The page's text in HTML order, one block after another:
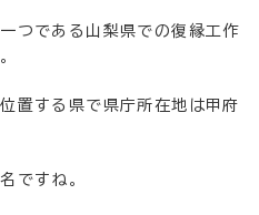
つである山梨県での復縁工作
置する県で県庁所在地は甲府
ですね。